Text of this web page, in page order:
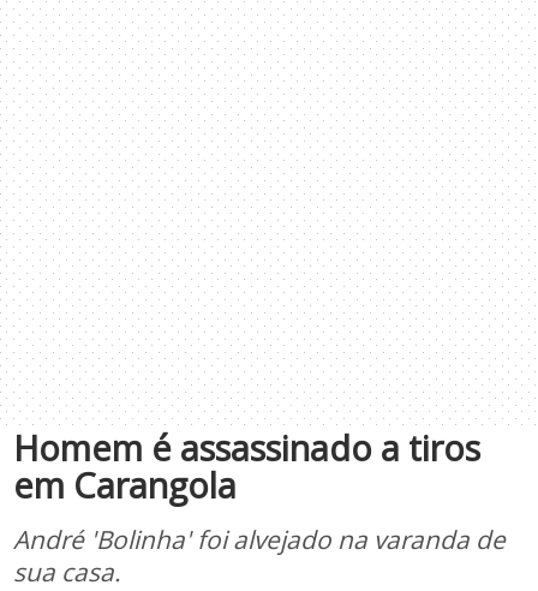
Homem é assassinado a tiros
em Carangola
André 'Bolinha' foi alvejado na varanda de
sua casa.